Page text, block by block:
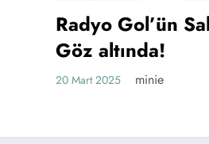
Melih Kurtuluş,
Sevgi Çemberi
Kral FM’e Geri
minie